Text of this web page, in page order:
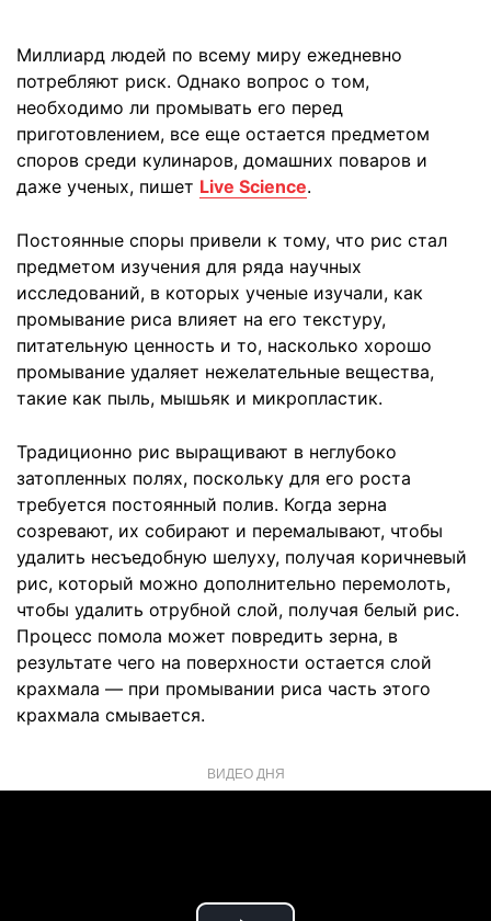
Миллиард людей по всему миру ежедневно
потребляют риск. Однако вопрос о том,
необходимо ли промывать его перед
приготовлением, все еще остается предметом
споров среди кулинаров, домашних поваров и
даже ученых, пишет Live Science.
Постоянные споры привели к тому, что рис стал
предметом изучения для ряда научных
исследований, в которых ученые изучали, как
промывание риса влияет на его текстуру,
питательную ценность и то, насколько хорошо
промывание удаляет нежелательные вещества,
такие как пыль, мышьяк и микропластик.
Традиционно рис выращивают в неглубоко
затопленных полях, поскольку для его роста
требуется постоянный полив. Когда зерна
созревают, их собирают и перемалывают, чтобы
удалить несъедобную шелуху, получая коричневый
рис, который можно дополнительно перемолоть,
чтобы удалить отрубной слой, получая белый рис.
Процесс помола может повредить зерна, в
результате чего на поверхности остается слой
крахмала — при промывании риса часть этого
крахмала смывается.
ВИДЕО ДНЯ